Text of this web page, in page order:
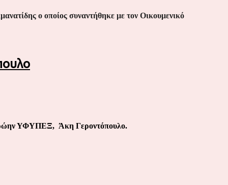
ο οποίος συναντήθηκε με τον Οικουμενικό
πρώην ΥΦΥΠΕΞ, Άκη Γεροντόπουλο.